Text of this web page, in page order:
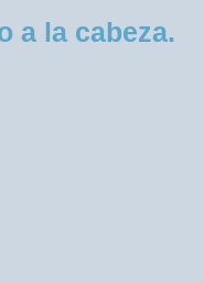
a la cabeza.